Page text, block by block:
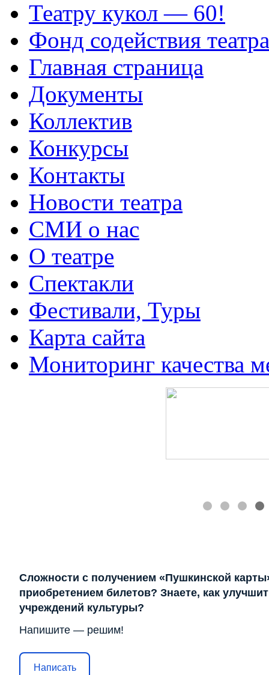
Театру кукол — 60!
Фонд содействия
Главная страница
Документы
Коллектив
Конкурсы
Контакты
Новости театра
СМИ о нас
О театре
Спектакли
Фестивали, Туры
Карта сайта
Мониторинг качества
Сложности с получением «Пушкинской
приобретением билетов? Знаете, как
учреждений культуры?
Напишите — решим!
Написать